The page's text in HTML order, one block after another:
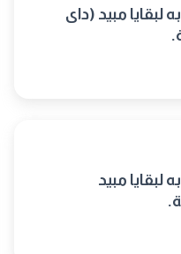
لبقايا مبيد (داى
مبيد